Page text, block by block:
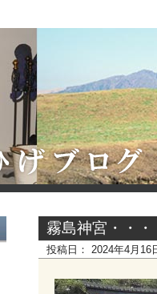
霧島神宮・・・
投稿日： 2024年4月16